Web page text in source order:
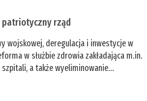
patriotyczny rząd
wojskowej, deregulacja i inwestycje w
w służbie zdrowia zakładająca m.in.
a także wyeliminowanie...